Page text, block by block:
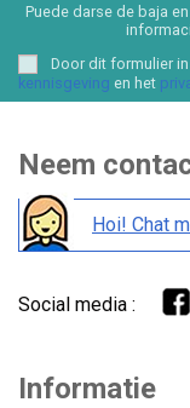
Puede darse de baja
Door dit formulier
kennisgeving en het
Neem
Hoi! Chat
Social media :
Informatie